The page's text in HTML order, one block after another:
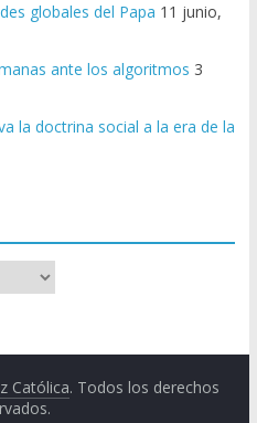
globales del Papa 11 junio,
ante los algoritmos 3
la doctrina social a la era de la
Católica. Todos los derechos